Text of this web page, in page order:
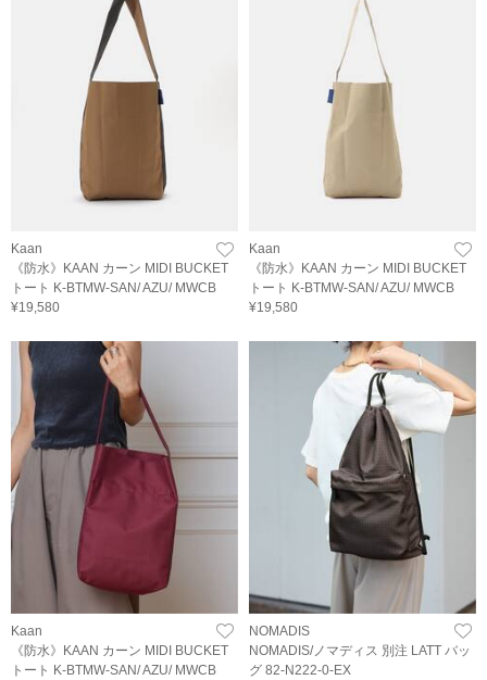
Kaan
《防水》KAAN カーン MIDI BUCKET
トート K-BTMW-SAN/ AZU/ MWCB
¥19,580
Kaan
《防水》KAAN カーン MIDI BUCKET
トート K-BTMW-SAN/ AZU/ MWCB
¥19,580
Kaan
《防水》KAAN カーン MIDI BUCKET
トート K-BTMW-SAN/ AZU/ MWCB
NOMADIS
NOMADIS/ノマディス 別注 LATT バッ
グ 82-N222-0-EX